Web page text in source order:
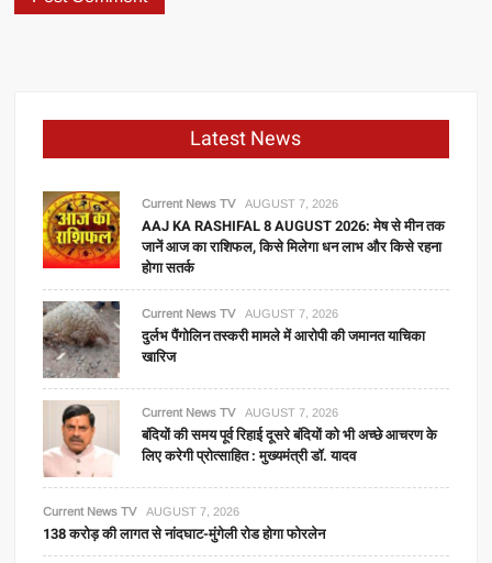
Latest News
Current News TV AUGUST 7, 2026
AAJ KA RASHIFAL 8 AUGUST 2026: मेष से मीन तक
जानें आज का राशिफल, किसे मिलेगा धन लाभ और किसे रहना
होगा सतर्क
Current News TV AUGUST 7, 2026
दुर्लभ पैंगोलिन तस्करी मामले में आरोपी की जमानत याचिका
खारिज
Current News TV AUGUST 7, 2026
बंदियों की समय पूर्व रिहाई दूसरे बंदियों को भी अच्छे आचरण के
लिए करेगी प्रोत्साहित : मुख्यमंत्री डॉ. यादव
Current News TV AUGUST 7, 2026
138 करोड़ की लागत से नांदघाट-मुंगेली रोड होगा फोरलेन